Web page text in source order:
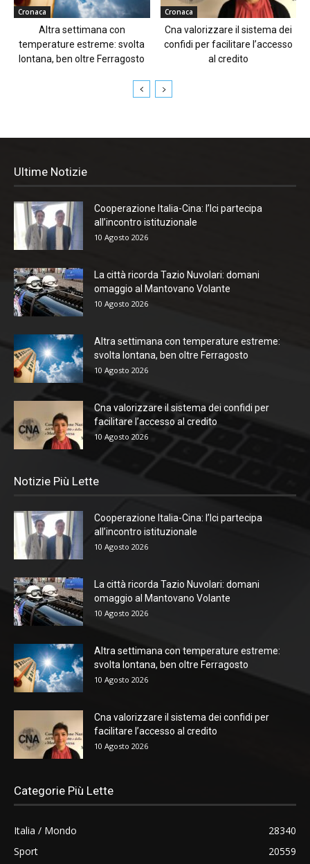
Cronaca
Altra settimana con
temperature estreme: svolta
lontana, ben oltre Ferragosto
Cronaca
Cna valorizzare il sistema dei
confidi per facilitare l’accesso
al credito
Ultime Notizie
Cooperazione Italia-Cina: l’Ici partecipa
all’incontro istituzionale
10 Agosto 2026
La città ricorda Tazio Nuvolari: domani
omaggio al Mantovano Volante
10 Agosto 2026
Altra settimana con temperature estreme:
svolta lontana, ben oltre Ferragosto
10 Agosto 2026
Cna valorizzare il sistema dei confidi per
facilitare l’accesso al credito
10 Agosto 2026
Notizie Più Lette
Cooperazione Italia-Cina: l’Ici partecipa
all’incontro istituzionale
10 Agosto 2026
La città ricorda Tazio Nuvolari: domani
omaggio al Mantovano Volante
10 Agosto 2026
Altra settimana con temperature estreme:
svolta lontana, ben oltre Ferragosto
10 Agosto 2026
Cna valorizzare il sistema dei confidi per
facilitare l’accesso al credito
10 Agosto 2026
Categorie Più Lette
Italia / Mondo
28340
Sport
20559